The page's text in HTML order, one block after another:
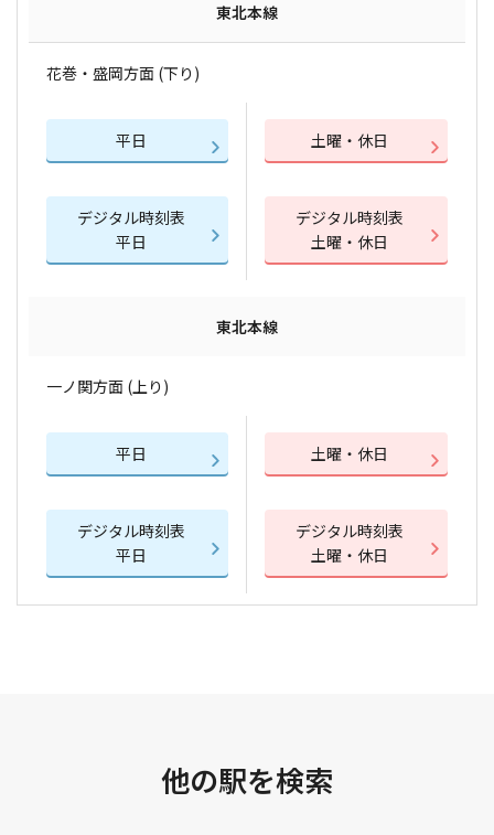
東北本線
花巻・盛岡方面 (下り)
平日 土曜・休日
デジタル時刻表
平日
デジタル時刻表
土曜・休日
東北本線
一ノ関方面 (上り)
平日 土曜・休日
デジタル時刻表
平日
デジタル時刻表
土曜・休日
他の駅を検索